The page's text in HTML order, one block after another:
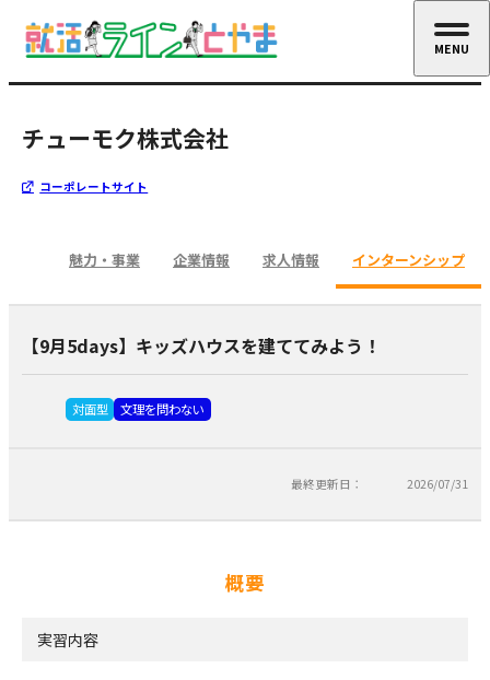
チューモク株式会社
コーポレートサイト
魅力・事業 企業情報 求人情報 インターンシップ
【9月5days】キッズハウスを建ててみよう！
対面型 文理を問わない
最終更新日： 2026/07/31
概要
実習内容
MENU